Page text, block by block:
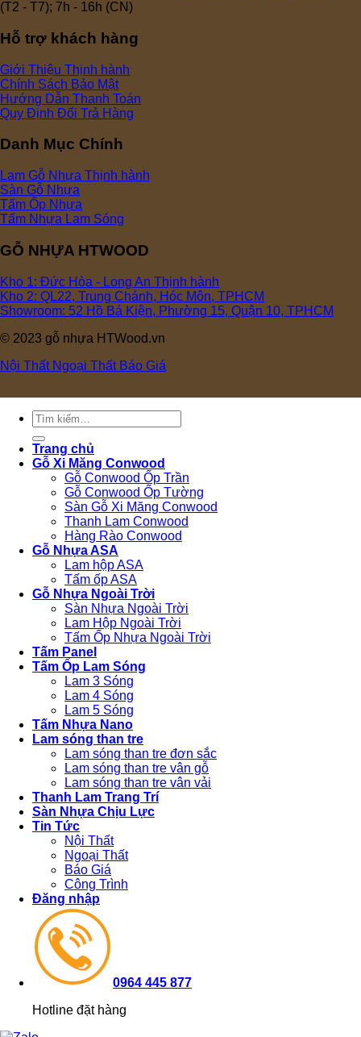
(T2 - T7); 7h - 16h (CN)
Hỗ trợ khách hàng
Giới Thiệu
Chính Sách Bảo Mật
Hướng Dẫn Thanh Toán
Quy Định Đổi Trả Hàng
Danh Mục Chính
Lam Gỗ Nhựa
Sàn Gỗ Nhựa
Tấm Ốp Nhựa
Tấm Nhựa Lam Sóng
GỖ NHỰA HTWOOD
Kho 1: Đức Hòa - Long An
Kho 2: QL22, Trung Chánh, Hóc Môn, TPHCM
Showroom: 52 Hồ Bá Kiện, Phường 15, Quận 10, TPHCM
© 2023 gỗ nhựa HTWood.vn
Nội Thất Ngoại Thất Báo Giá
Tìm
kiếm:
Trang chủ
Gỗ Xi Măng Conwood
Gỗ Conwood Ốp Trần
Gỗ Conwood Ốp Tường
Sàn Gỗ Xi Măng Conwood
Thanh Lam Conwood
Hàng Rào Conwood
Gỗ Nhựa ASA
Lam hộp ASA
Tấm ốp ASA
Gỗ Nhựa Ngoài Trời
Sàn Nhựa Ngoài Trời
Lam Hộp Ngoài Trời
Tấm Ốp Nhựa Ngoài Trời
Tấm Panel
Tấm Ốp Lam Sóng
Lam 3 Sóng
Lam 4 Sóng
Lam 5 Sóng
Tấm Nhựa Nano
Lam sóng than tre
Lam sóng than tre đơn sắc
Lam sóng than tre vân gỗ
Lam sóng than tre vân vải
Thanh Lam Trang Trí
Sàn Nhựa Chịu Lực
Tin Tức
Nội Thất
Ngoại Thất
Báo Giá
Công Trình
Đăng nhập
0964 445 877
Hotline đặt hàng